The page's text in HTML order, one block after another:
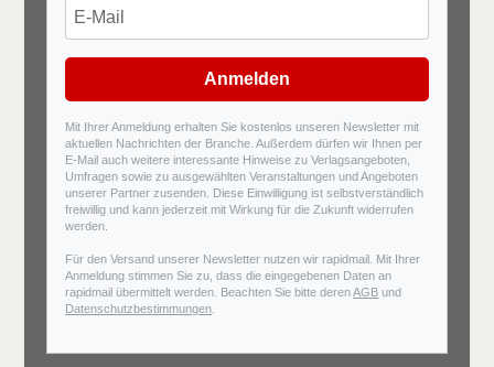
Anmelden
Mit Ihrer Anmeldung erhalten Sie kostenlos unseren Newsletter mit
aktuellen Nachrichten der Branche. Außerdem dürfen wir Ihnen per
E-Mail auch weitere interessante Hinweise zu Verlagsangeboten,
Umfragen sowie zu ausgewählten Veranstaltungen und Angeboten
unserer Partner zusenden. Diese Einwilligung ist selbstverständlich
freiwillig und kann jederzeit mit Wirkung für die Zukunft widerrufen
werden.
Für den Versand unserer Newsletter nutzen wir rapidmail. Mit Ihrer
Anmeldung stimmen Sie zu, dass die eingegebenen Daten an
rapidmail übermittelt werden. Beachten Sie bitte derenAGB und
Datenschutzbestimmungen